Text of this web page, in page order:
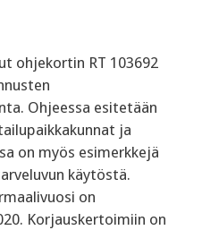
ohjekortin RT 103692
Ohjeessa esitetään
ja
on myös esimerkkejä
käytöstä.
on
Korjauskertoimiin on